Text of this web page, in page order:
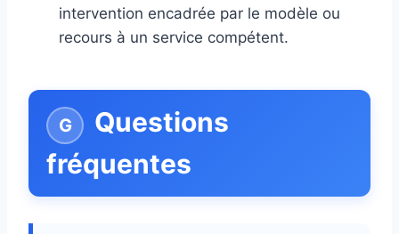
intervention encadrée par le modèle ou
recours à un service compétent.
Questions
fréquentes